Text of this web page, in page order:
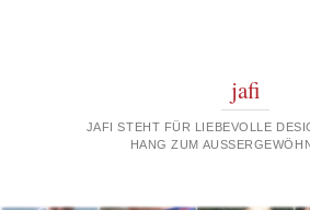
jafi
JAFI STEHT FÜR LIEBEVOLLE
HANG ZUM